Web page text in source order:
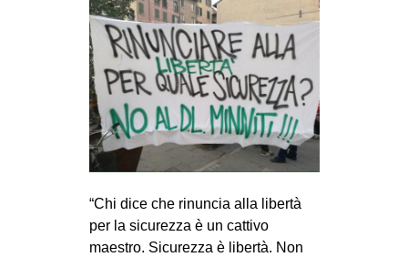
CSOA LAMBRETTA
MSM
STUDENTI TSUNAMI
ZAM
MILANO
SPAZI
SPORT POPOLARE
“Chi dice che rinuncia alla libertà
per la sicurezza è un cattivo
maestro. Sicurezza è libertà. Non